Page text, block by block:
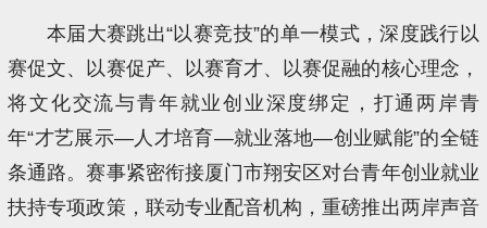
本届大赛跳出“以赛竞技”的单一模式，深度践行以
赛促文、以赛促产、以赛育才、以赛促融的核心理念，
将文化交流与青年就业创业深度绑定，打通两岸青
年“才艺展示—人才培育—就业落地—创业赋能”的全链
条通路。赛事紧密衔接厦门市翔安区对台青年创业就业
扶持专项政策，联动专业配音机构，重磅推出两岸声音